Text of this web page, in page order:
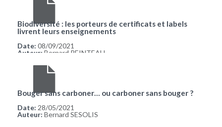
Biodiversité : les porteurs de certificats et labels
livrent leurs enseignements
Date: 08/09/2021
Auteur: Bernard REINTEAU
Bouger sans carboner… ou carboner sans bouger ?
Date: 28/05/2021
Auteur: Bernard SESOLIS